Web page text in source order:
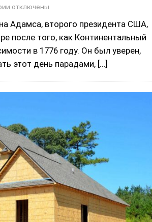
отключены
Адамса, второго президента США,
после того, как Континентальный
в 1776 году. Он был уверен,
этот день парадами, […]